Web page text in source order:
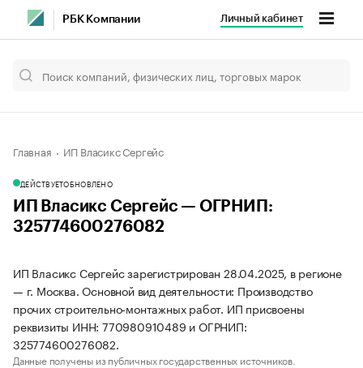
РБК Компании Личный кабинет
Главная ИП Власикс Сергейс
ДЕЙСТВУЕТОБНОВЛЕНО
ИП Власикс Сергейс — ОГРНИП:
325774600276082
ИП Власикс Сергейс зарегистрирован 28.04.2025, в регионе
— г. Москва. Основной вид деятельности: Производство
прочих строительно-монтажных работ. ИП присвоены
реквизиты ИНН: 770980910489 и ОГРНИП:
325774600276082.
Данные получены из публичных государственных источников.